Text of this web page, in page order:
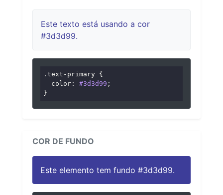
Este texto está usando a cor
#3d3d99.
.text-primary {
color : #3d3d99 ;
}
COR DE FUNDO
Este elemento tem fundo #3d3d99.